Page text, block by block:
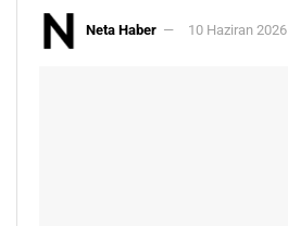
Neta Haber 10 Haziran 2026